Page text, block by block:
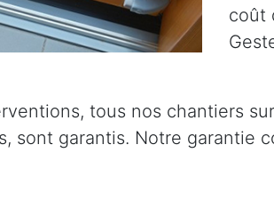
coût
tous nos chantiers
sont garantis. Notre garantie